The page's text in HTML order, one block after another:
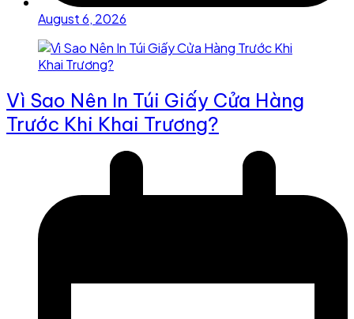
August 6, 2026
Vì Sao Nên In Túi Giấy Cửa Hàng
Trước Khi Khai Trương?